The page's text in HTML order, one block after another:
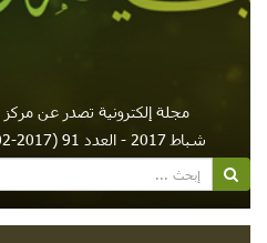
مجلة إلكترونية تصدر عن
شباط 2017 - العدد 91 (2017-02-01)